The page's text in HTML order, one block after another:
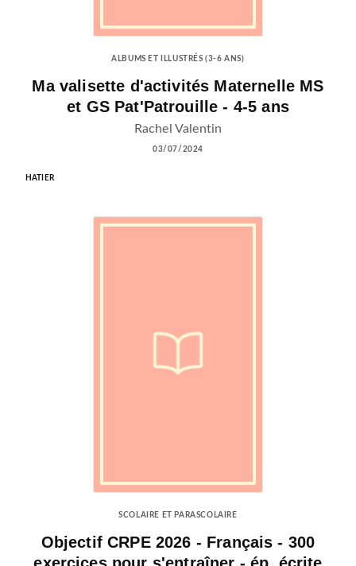
ALBUMS ET ILLUSTRÉS (3-6 ANS)
Ma valisette d'activités Maternelle MS
et GS Pat'Patrouille - 4-5 ans
Rachel Valentin
03/07/2024
HATIER
SCOLAIRE ET PARASCOLAIRE
Objectif CRPE 2026 - Français - 300